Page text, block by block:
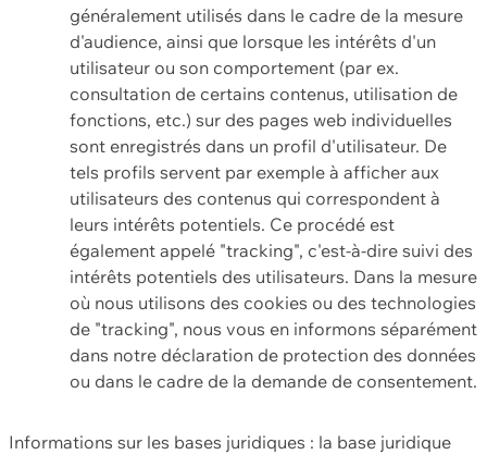
généralement utilisés dans le cadre de la mesure
d'audience, ainsi que lorsque les intérêts d'un
utilisateur ou son comportement (par ex.
consultation de certains contenus, utilisation de
fonctions, etc.) sur des pages web individuelles
sont enregistrés dans un profil d'utilisateur. De
tels profils servent par exemple à afficher aux
utilisateurs des contenus qui correspondent à
leurs intérêts potentiels. Ce procédé est
également appelé "tracking", c'est-à-dire suivi des
intérêts potentiels des utilisateurs. Dans la mesure
où nous utilisons des cookies ou des technologies
de "tracking", nous vous en informons séparément
dans notre déclaration de protection des données
ou dans le cadre de la demande de consentement.
Informations sur les bases juridiques : la base juridique